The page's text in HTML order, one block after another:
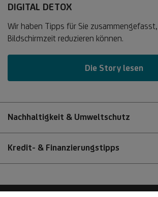
DIGITAL DETOX
Wir haben Tipps für Sie
Bildschirmzeit reduzieren können.
Die Story lesen
Nachhaltigkeit & Umweltschutz
Kredit- & Finanzierungstipps